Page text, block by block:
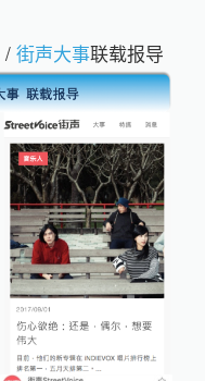
/ 街声大事联载报导